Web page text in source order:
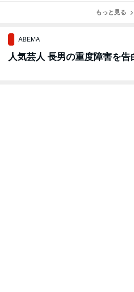
ってきまし
もっと見る
ABEMA
人気芸人 長男の重度障害を告